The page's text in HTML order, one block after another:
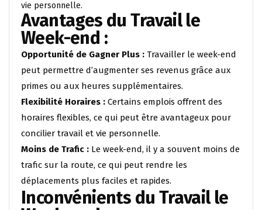
vie personnelle.
Avantages du Travail le
Week-end :
Opportunité de Gagner Plus : Travailler le week-end
peut permettre d’augmenter ses revenus grâce aux
primes ou aux heures supplémentaires.
Flexibilité Horaires : Certains emplois offrent des
horaires flexibles, ce qui peut être avantageux pour
concilier travail et vie personnelle.
Moins de Trafic : Le week-end, il y a souvent moins de
trafic sur la route, ce qui peut rendre les
déplacements plus faciles et rapides.
Inconvénients du Travail le